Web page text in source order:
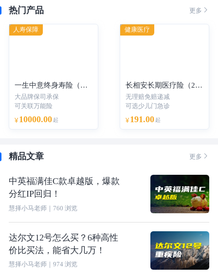
热门产品 更多 
一生中意终身寿险（分红型）-年交
大品牌保司承保
可关联万能险
¥ 10000.00 起
人寿保障
长相安长期医疗险（20年保证续保）—个人版
无理赔免赔递减
可选少儿门急诊
¥ 191.00 起
健康医疗
精品文章 更多 
中英福满佳C款卓越版，爆款
分红IP回归！
慧择小马老师｜ 760 浏览
达尔文12号怎么买？6种高性
价比买法，能省大几万！
慧择小马老师｜ 974浏览